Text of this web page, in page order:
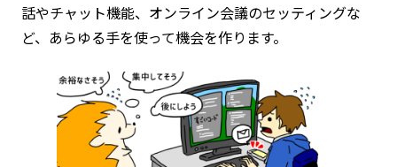
話やチャット機能、オンライン会議のセッティングな
ど、あらゆる手を使って機会を作ります。